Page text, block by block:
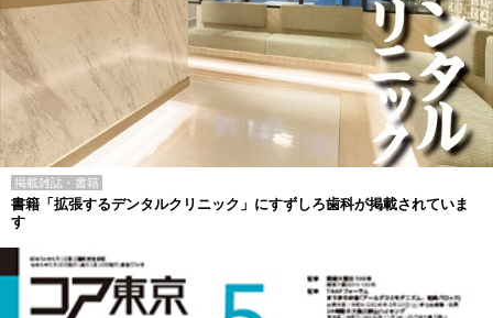
掲載雑誌・書籍
書籍「拡張するデンタルクリニック」にすずしろ歯科が掲載されていま
す